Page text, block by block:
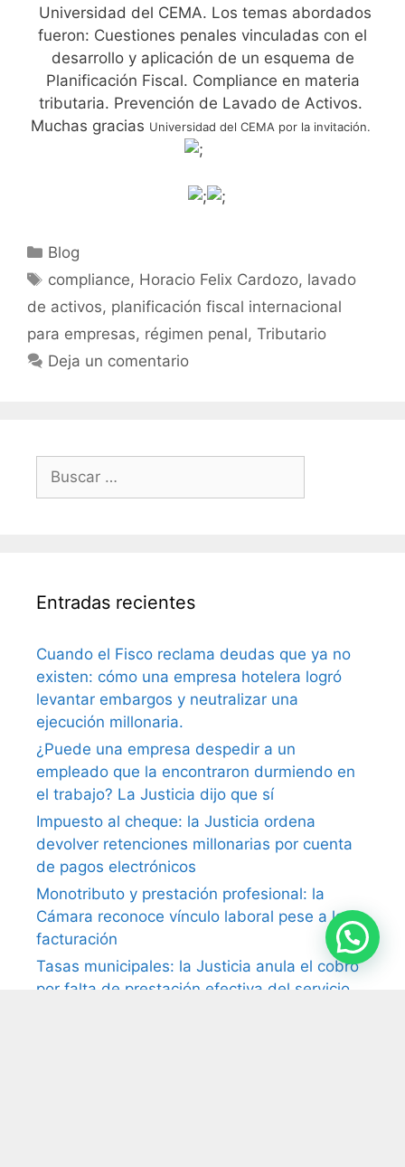
Universidad del CEMA. Los temas abordados
fueron: Cuestiones penales vinculadas con el
desarrollo y aplicación de un esquema de
Planificación Fiscal. Compliance en materia
tributaria. Prevención de Lavado de Activos.
Muchas gracias Universidad del CEMA por la invitación.
Blog
compliance, Horacio Felix Cardozo, lavado
de activos, planificación fiscal internacional
para empresas, régimen penal, Tributario
Deja un comentario
Entradas recientes
Cuando el Fisco reclama deudas que ya no
existen: cómo una empresa hotelera logró
levantar embargos y neutralizar una
ejecución millonaria.
¿Puede una empresa despedir a un
empleado que la encontraron durmiendo en
el trabajo? La Justicia dijo que sí
Impuesto al cheque: la Justicia ordena
devolver retenciones millonarias por cuenta
de pagos electrónicos
Monotributo y prestación profesional: la
Cámara reconoce vínculo laboral pese a la
facturación
Tasas municipales: la Justicia anula el cobro
por falta de prestación efectiva del servicio